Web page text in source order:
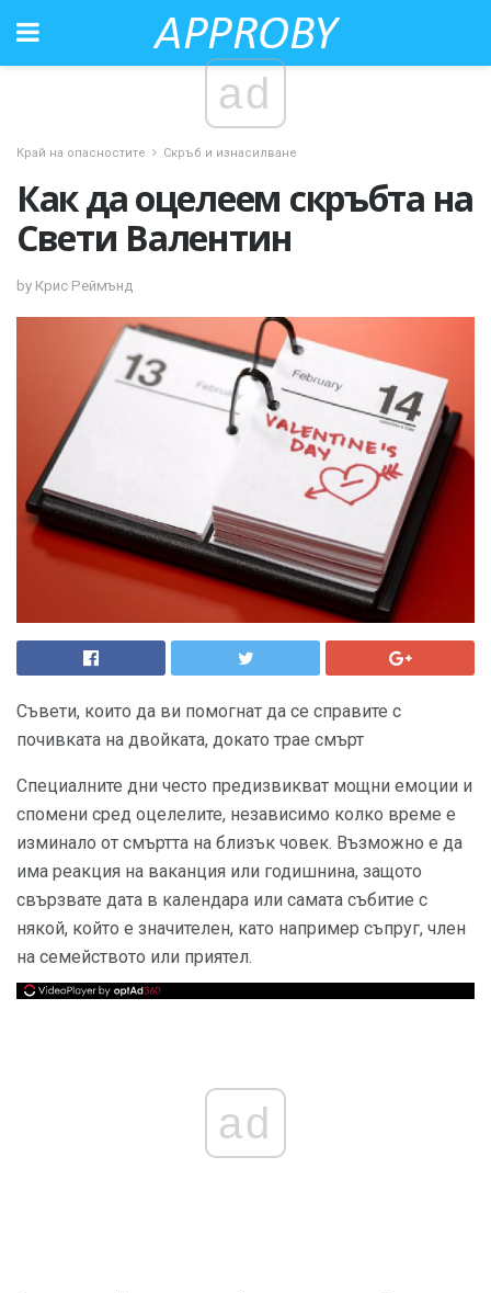
ad
Край на опасностите Скръб и изнасилване
Как да оцелеем скръбта на
Свети Валентин
by Крис Реймънд
Съвети, които да ви помогнат да се справите с
почивката на двойката, докато трае смърт
Специалните дни често предизвикват мощни емоции и
спомени сред оцелелите, независимо колко време е
изминало от смъртта на близък човек. Възможно е да
има реакция на ваканция или годишнина, защото
свързвате дата в календара или самата събитие с
някой, който е значителен, като например съпруг, член
на семейството или приятел.
ad